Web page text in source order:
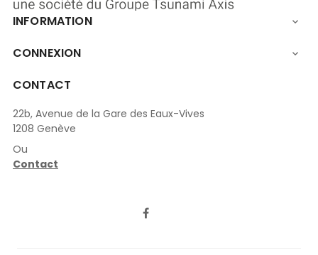
INFORMATION 
CONNEXION 
CONTACT
22b, Avenue de la Gare des Eaux-Vives
1208 Genève
Ou
Contact